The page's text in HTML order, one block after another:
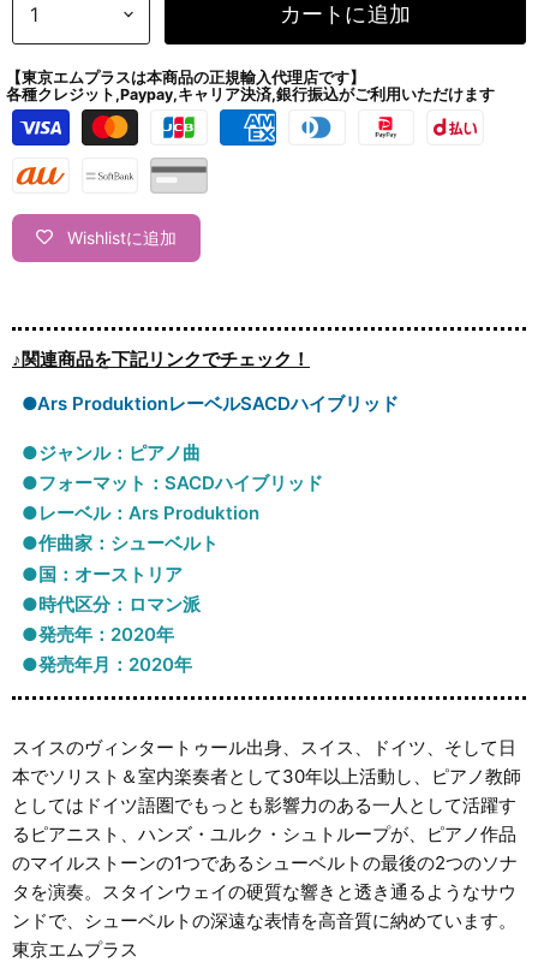
カートに追加
【東京エムプラスは本商品の正規輸入代理店です】
各種クレジット,Paypay,キャリア決済,銀行振込がご利用いただけます
Wishlistに追加
♪関連商品を下記リンクでチェック！
●Ars ProduktionレーベルSACDハイブリッド
●ジャンル：ピアノ曲
●フォーマット：SACDハイブリッド
●レーベル：Ars Produktion
●作曲家：シューベルト
●国：オーストリア
●時代区分：ロマン派
●発売年：2020年
●発売年月：2020年
スイスのヴィンタートゥール出身、スイス、ドイツ、そして日
本でソリスト＆室内楽奏者として30年以上活動し、ピアノ教師
としてはドイツ語圏でもっとも影響力のある一人として活躍す
るピアニスト、ハンズ・ユルク・シュトループが、ピアノ作品
のマイルストーンの1つであるシューベルトの最後の2つのソナ
タを演奏。スタインウェイの硬質な響きと透き通るようなサウ
ンドで、シューベルトの深遠な表情を高音質に納めています。
東京エムプラス